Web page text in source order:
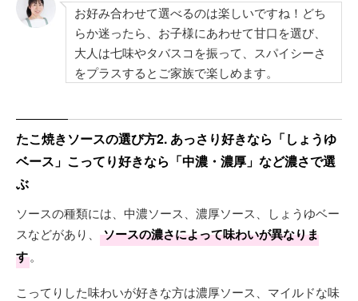
お好み合わせて選べるのは楽しいですね！どち
らか迷ったら、お子様にあわせて甘口を選び、
大人は七味やタバスコを振って、スパイシーさ
をプラスするとご家族で楽しめます。
たこ焼きソースの選び方2. あっさり好きなら「しょうゆ
ベース」こってり好きなら「中濃・濃厚」など濃さで選
ぶ
ソースの種類には、中濃ソース、濃厚ソース、しょうゆベー
スなどがあり、
ソースの濃さによって味わいが異なりま
す。
こってりした味わいが好きな方は濃厚ソース、マイルドな味